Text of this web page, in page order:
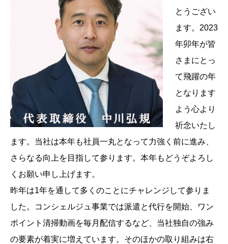
とうござい
ます。2023
年卯年が皆
さまにとっ
て飛躍の年
となります
よう心より
祈念いたし
ます。当社は本年も社員一丸となって力強く前に進み、
さらなる向上を目指して参ります。本年もどうぞよろし
くお願い申し上げます。
昨年は1年を通して多くのことにチャレンジして参りま
した。コンシェルジュ事業では派遣と代行を開始、ワン
ポイント清掃動画を毎月配信するなど、当社独自の強み
の要素が着実に増えています。そのほかの取り組みは右